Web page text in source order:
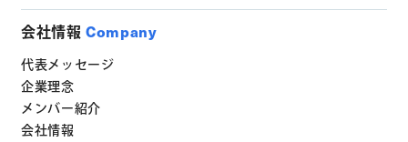
会社情報 Company
代表メッセージ
企業理念
メンバー紹介
会社情報